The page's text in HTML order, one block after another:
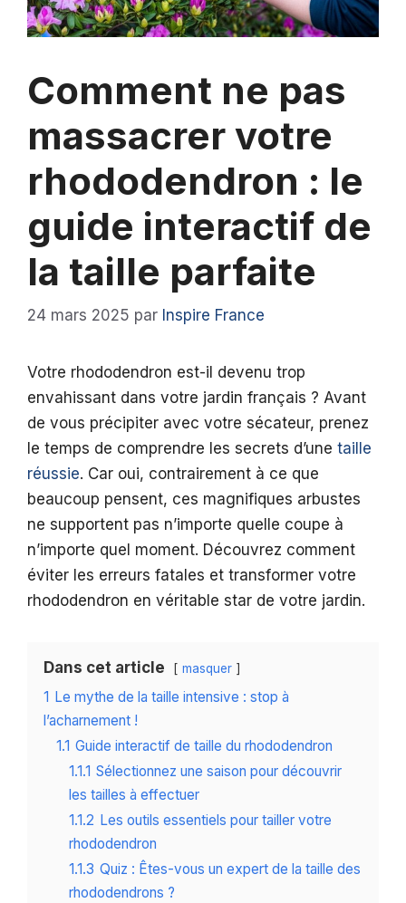
Comment ne pas
massacrer votre
rhododendron : le
guide interactif de
la taille parfaite
24 mars 2025 par Inspire France
Votre rhododendron est-il devenu trop
envahissant dans votre jardin français ? Avant
de vous précipiter avec votre sécateur, prenez
le temps de comprendre les secrets d’une taille
réussie. Car oui, contrairement à ce que
beaucoup pensent, ces magnifiques arbustes
ne supportent pas n’importe quelle coupe à
n’importe quel moment. Découvrez comment
éviter les erreurs fatales et transformer votre
rhododendron en véritable star de votre jardin.
Dans cet article masquer
1 Le mythe de la taille intensive : stop à
l’acharnement !
1.1 Guide interactif de taille du rhododendron
1.1.1 Sélectionnez une saison pour découvrir
les tailles à effectuer
1.1.2 Les outils essentiels pour tailler votre
rhododendron
1.1.3 Quiz : Êtes-vous un expert de la taille des
rhododendrons ?